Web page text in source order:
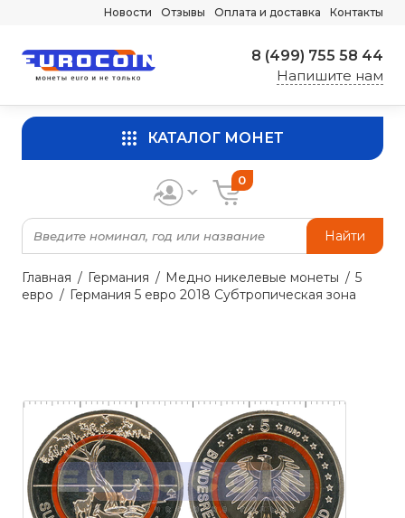
Новости Отзывы Оплата и доставка Контакты
8 (499) 755 58 44
Напишите нам
КАТАЛОГ МОНЕТ
Найти
0
Главная Германия Медно никелевые монеты
5
евро
Германия 5 евро 2018 Субтропическая зона